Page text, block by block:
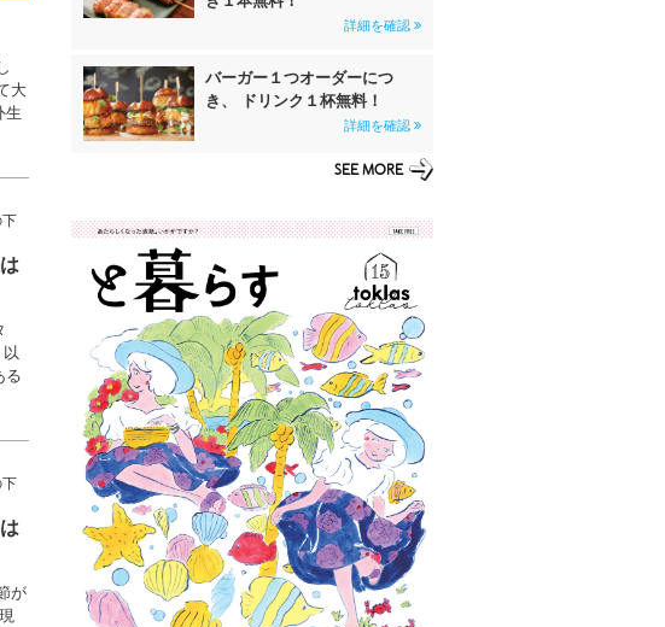
大
生
る
が
詳細を確認
バーガー１つオーダーにつ
き、 ドリンク１杯無料！
詳細を確認
SEE MORE